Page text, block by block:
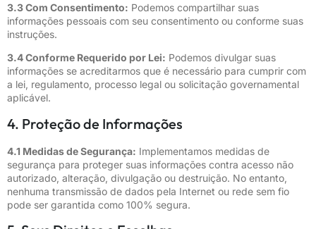
3.3 Com Consentimento: Podemos compartilhar suas
informações pessoais com seu consentimento ou conforme suas
instruções.
3.4 Conforme Requerido por Lei: Podemos divulgar suas
informações se acreditarmos que é necessário para cumprir com
a lei, regulamento, processo legal ou solicitação governamental
aplicável.
4. Proteção de Informações
4.1 Medidas de Segurança: Implementamos medidas de
segurança para proteger suas informações contra acesso não
autorizado, alteração, divulgação ou destruição. No entanto,
nenhuma transmissão de dados pela Internet ou rede sem fio
pode ser garantida como 100% segura.